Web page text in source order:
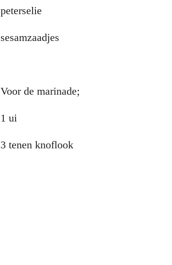
peterselie
sesamzaadjes
Voor de marinade;
1 ui
3 tenen knoflook